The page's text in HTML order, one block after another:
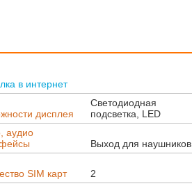
в интернет
дисплея
Светодиодная
подсветка, LED
аудио
Выход для наушников
SIM карт
2